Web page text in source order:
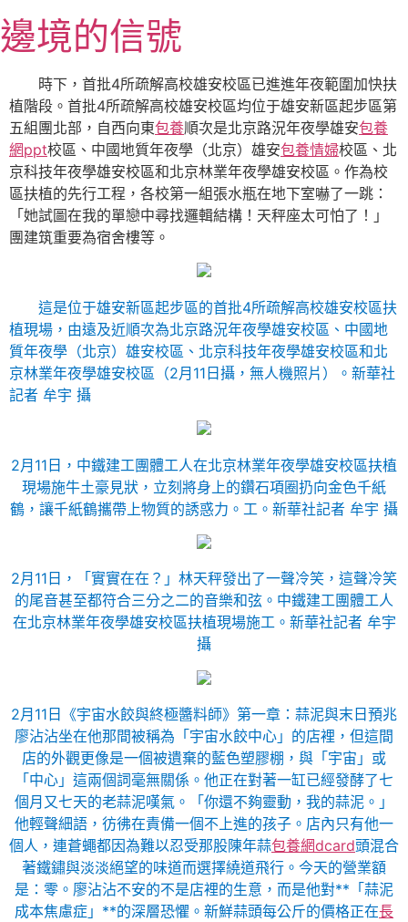
至
主
內
容
邊境的信號
時下，首批4所疏解高校雄安校區已進進年夜範圍加快扶
植階段。首批4所疏解高校雄安校區均位于雄安新區起步區第
五組團北部，自西向東包養順次是北京路況年夜學雄安包養
網ppt校區、中國地質年夜學（北京）雄安包養情婦校區、北
京科技年夜學雄安校區和北京林業年夜學雄安校區。作為校
區扶植的先行工程，各校第一組張水瓶在地下室嚇了一跳：
「她試圖在我的單戀中尋找邏輯結構！天秤座太可怕了！」
團建筑重要為宿舍樓等。
這是位于雄安新區起步區的首批4所疏解高校雄安校區扶
植現場，由遠及近順次為北京路況年夜學雄安校區、中國地
質年夜學（北京）雄安校區、北京科技年夜學雄安校區和北
京林業年夜學雄安校區（2月11日攝，無人機照片）。新華社
記者 牟宇 攝
2月11日，中鐵建工團體工人在北京林業年夜學雄安校區扶植
現場施牛土豪見狀，立刻將身上的鑽石項圈扔向金色千紙
鶴，讓千紙鶴攜帶上物質的誘惑力。工。新華社記者 牟宇 攝
2月11日，「實實在在？」林天秤發出了一聲冷笑，這聲冷笑
的尾音甚至都符合三分之二的音樂和弦。中鐵建工團體工人
在北京林業年夜學雄安校區扶植現場施工。新華社記者 牟宇
攝
2月11日《宇宙水餃與終極醬料師》第一章：蒜泥與末日預兆
廖沾沾坐在他那間被稱為「宇宙水餃中心」的店裡，但這間
店的外觀更像是一個被遺棄的藍色塑膠棚，與「宇宙」或
「中心」這兩個詞毫無關係。他正在對著一缸已經發酵了七
個月又七天的老蒜泥嘆氣。「你還不夠靈動，我的蒜泥。」
他輕聲細語，彷彿在責備一個不上進的孩子。店內只有他一
個人，連蒼蠅都因為難以忍受那股陳年蒜包養網dcard頭混合
著鐵鏽與淡淡絕望的味道而選擇繞道飛行。今天的營業額
是：零。廖沾沾不安的不是店裡的生意，而是他對**「蒜泥
成本焦慮症」**的深層恐懼。新鮮蒜頭每公斤的價格正在長